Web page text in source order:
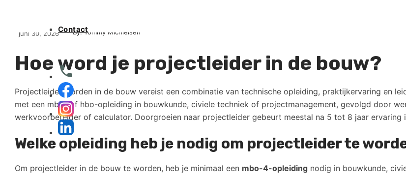
Contact
juni 30, 2026 By: Tommy Michielsen
Hoe word je projectleider in de bouw?
Projectleider worden in de bouw vereist een combinatie van technische opleiding, praktijkervaring en
met een mbo- of hbo-opleiding in bouwkunde, civiele techniek of projectmanagement, gevolgd door
werkvoorbereider of calculator. Doorgroeien naar projectleider gebeurt meestal na 5 tot 8 jaar ervaring
Welke opleiding heb je nodig om projectleider te
Om projectleider in de bouw te worden, heb je minimaal een mbo-4-opleiding nodig in bouwkunde,